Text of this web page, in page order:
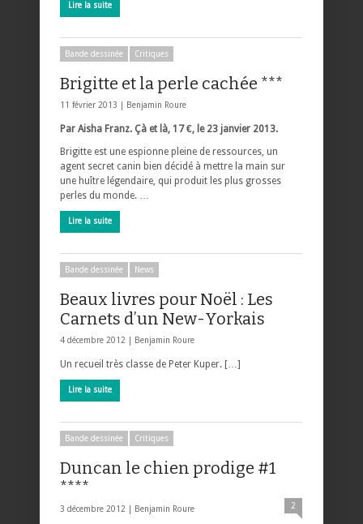
Lire la suite
Bande dessinée Critiques
Brigitte et la perle cachée ***
11 février 2013 | Benjamin Roure
Par Aisha Franz. Çà et là, 17 €, le 23 janvier 2013.
Brigitte est une espionne pleine de ressources, un
agent secret canin bien décidé à mettre la main sur
une huître légendaire, qui produit les plus grosses
perles du monde. …
Lire la suite
Bande dessinée News
Beaux livres pour Noël : Les
Carnets d’un New-Yorkais
4 décembre 2012 | Benjamin Roure
Un recueil très classe de Peter Kuper. […]
Lire la suite
Bande dessinée Critiques
Duncan le chien prodige #1
****
3 décembre 2012 | Benjamin Roure 2